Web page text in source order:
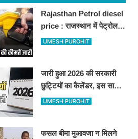
Rajasthan Petrol diesel
price : राजस्थान में पेट्रोल-
डीजल की कीमतें जारी, जानिए
UMESH PUROHIT
जारी हुआ 2026 की सरकारी
छुट्टियों का कैलेंडर, इस साल
कई बार मिलेगा लगातार
UMESH PUROHIT
फसल बीमा मुआवजा न मिलने